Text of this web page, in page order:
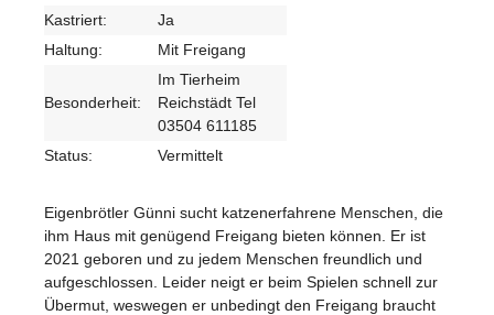
Kastriert:
Ja
Haltung:
Mit Freigang
Besonderheit:
Im Tierheim
Reichstädt Tel
03504 611185
Status:
Vermittelt
Eigenbrötler Günni sucht katzenerfahrene Menschen, die
ihm Haus mit genügend Freigang bieten können. Er ist
2021 geboren und zu jedem Menschen freundlich und
aufgeschlossen. Leider neigt er beim Spielen schnell zur
Übermut, weswegen er unbedingt den Freigang braucht